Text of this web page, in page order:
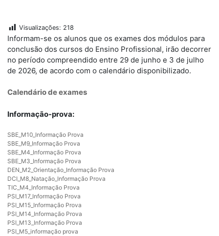
Visualizações: 218
Informam-se os alunos que os exames dos módulos para
conclusão dos cursos do Ensino Profissional, irão decorrer
no período compreendido entre 29 de junho e 3 de julho
de 2026, de acordo com o calendário disponibilizado.
Calendário de exames
Informação-prova:
SBE_M10_Informação Prova
SBE_M9_Informação Prova
SBE_M4_Informação Prova
SBE_M3_Informação Prova
DEN_M2_Orientação_Informação Prova
DCI_M8_Natação_Informação Prova
TIC_M4_Informação Prova
PSI_M17_Informação Prova
PSI_M15_Informação Prova
PSI_M14_Informação Prova
PSI_M13_Informação Prova
PSI_M5_informação prova